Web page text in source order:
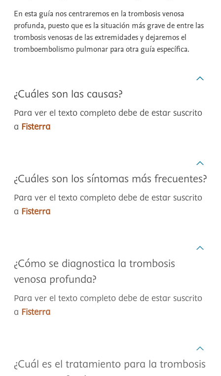
En esta guía nos centraremos en la trombosis venosa
profunda, puesto que es la situación más grave de entre las
trombosis venosas de las extremidades y dejaremos el
tromboembolismo pulmonar para otra guía específica.
¿Cuáles son las causas?
Para ver el texto completo debe de estar suscrito
a Fisterra
¿Cuáles son los síntomas más frecuentes?
Para ver el texto completo debe de estar suscrito
a Fisterra
¿Cómo se diagnostica la trombosis
venosa profunda?
Para ver el texto completo debe de estar suscrito
a Fisterra
¿Cuál es el tratamiento para la trombosis